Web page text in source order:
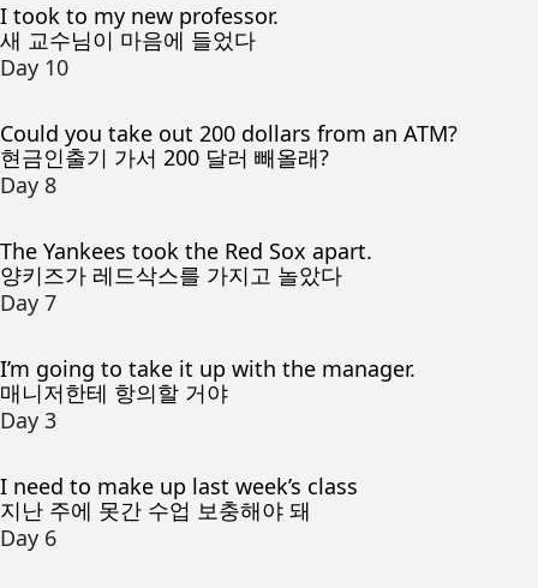
I took to my new professor.
새 교수님이 마음에 들었다
Day 10
Could you take out 200 dollars from an ATM?
현금인출기 가서 200 달러 빼올래?
Day 8
The Yankees took the Red Sox apart.
양키즈가 레드삭스를 가지고 놀았다
Day 7
I’m going to take it up with the manager.
매니저한테 항의할 거야
Day 3
I need to make up last week’s class
지난 주에 못간 수업 보충해야 돼
Day 6